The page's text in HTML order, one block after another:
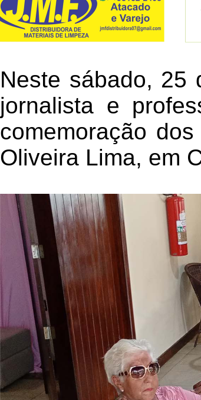
Neste sábado, 25
jornalista e
comemoração
Oliveira Lima, em